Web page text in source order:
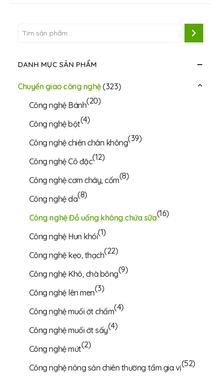
DANH MỤC SẢN PHẨM
Chuyển giao công nghệ(323)
Công nghệ Bánh(20)
Công nghệ bột(4)
Công nghệ chiên chân không(39)
Công nghệ Cô đặc(12)
Công nghệ cơm cháy, cốm(8)
Công nghệ da(8)
Công nghệ Đồ uống không chứa sữa(16)
Công nghệ Hun khói(1)
Công nghệ kẹo, thạch(22)
Công nghệ Khô, chà bông(9)
Công nghệ lên men(3)
Công nghệ muối ớt chấm(4)
Công nghệ muối ớt sấy(4)
Công nghệ mứt(2)
Công nghệ nông sản chiên thường tẩm gia vị(52)